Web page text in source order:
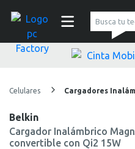
pc Factory
Celulares Cargadores
Belkin
Cargador Inalámbrico
convertible con Qi2 15W